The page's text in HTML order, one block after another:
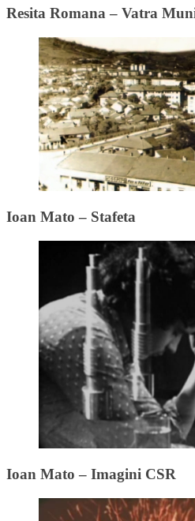
Resita Romana – Vatra
Ioan Mato – Stafeta
Ioan Mato – Imagini CSR